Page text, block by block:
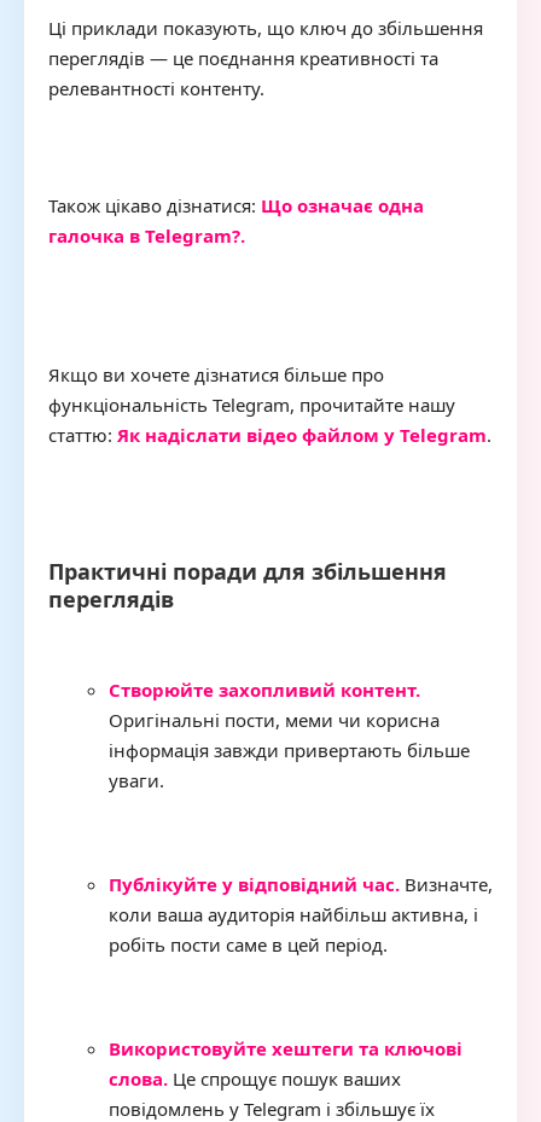
Ці приклади показують, що ключ до збільшення
переглядів — це поєднання креативності та
релевантності контенту.
Також цікаво дізнатися: Що означає одна
галочка в Telegram?.
Якщо ви хочете дізнатися більше про
функціональність Telegram, прочитайте нашу
статтю: Як надіслати відео файлом у Telegram.
Практичні поради для збільшення
переглядів
Створюйте захопливий контент.
Оригінальні пости, меми чи корисна
інформація завжди привертають більше
уваги.
Публікуйте у відповідний час. Визначте,
коли ваша аудиторія найбільш активна, і
робіть пости саме в цей період.
Використовуйте хештеги та ключові
слова. Це спрощує пошук ваших
повідомлень у Telegram і збільшує їх